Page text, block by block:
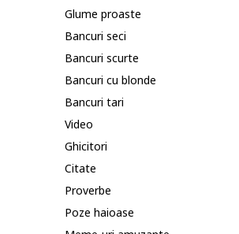
Glume proaste
Bancuri seci
Bancuri scurte
Bancuri cu blonde
Bancuri tari
Video
Ghicitori
Citate
Proverbe
Poze haioase